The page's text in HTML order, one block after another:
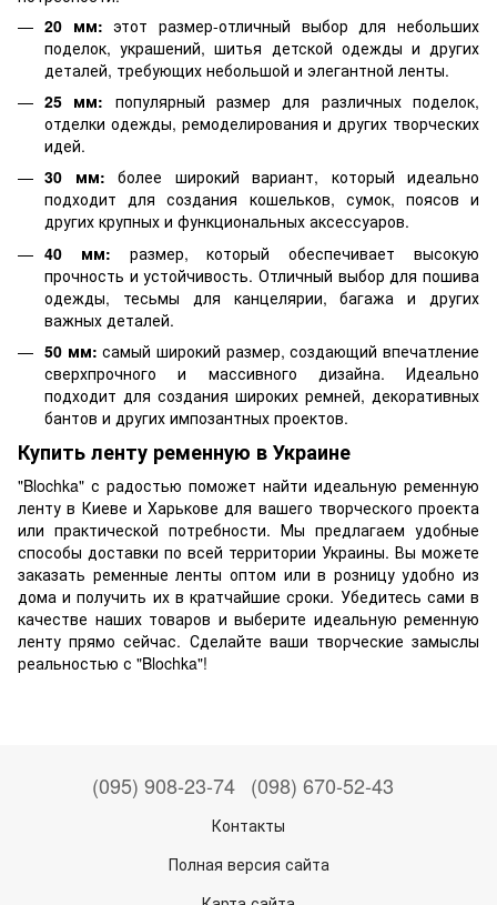
20 мм: этот размер-отличный выбор для небольших
поделок, украшений, шитья детской одежды и других
деталей, требующих небольшой и элегантной ленты.
25 мм: популярный размер для различных поделок,
отделки одежды, ремоделирования и других творческих
идей.
30 мм: более широкий вариант, который идеально
подходит для создания кошельков, сумок, поясов и
других крупных и функциональных аксессуаров.
40 мм: размер, который обеспечивает высокую
прочность и устойчивость. Отличный выбор для пошива
одежды, тесьмы для канцелярии, багажа и других
важных деталей.
50 мм: самый широкий размер, создающий впечатление
сверхпрочного и массивного дизайна. Идеально
подходит для создания широких ремней, декоративных
бантов и других импозантных проектов.
Купить ленту ременную в Украине
"Blochka" с радостью поможет найти идеальную ременную
ленту в Киеве и Харькове для вашего творческого проекта
или практической потребности. Мы предлагаем удобные
способы доставки по всей территории Украины. Вы можете
заказать ременные ленты оптом или в розницу удобно из
дома и получить их в кратчайшие сроки. Убедитесь сами в
качестве наших товаров и выберите идеальную ременную
ленту прямо сейчас. Сделайте ваши творческие замыслы
реальностью с "Blochka"!
(095) 908-23-74 (098) 670-52-43
Контакты
Полная версия сайта